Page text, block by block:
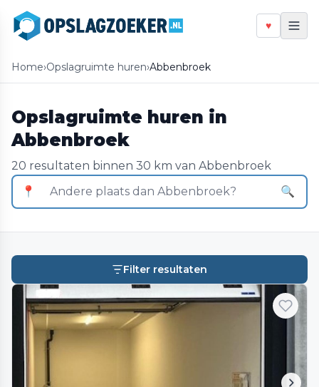
♥
Home›Opslagruimte huren›Abbenbroek
Opslagruimte huren in
Abbenbroek
20 resultaten binnen 30 km van Abbenbroek
📍
🔍
Filter resultaten